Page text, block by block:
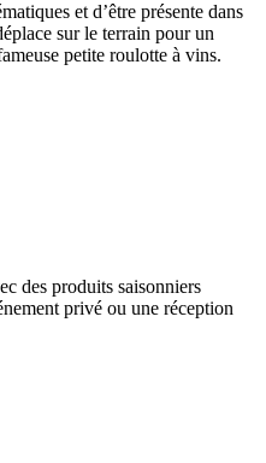
et d’être présente dans
sur le terrain pour un
petite roulotte à vins.
des produits saisonniers
privé ou une réception